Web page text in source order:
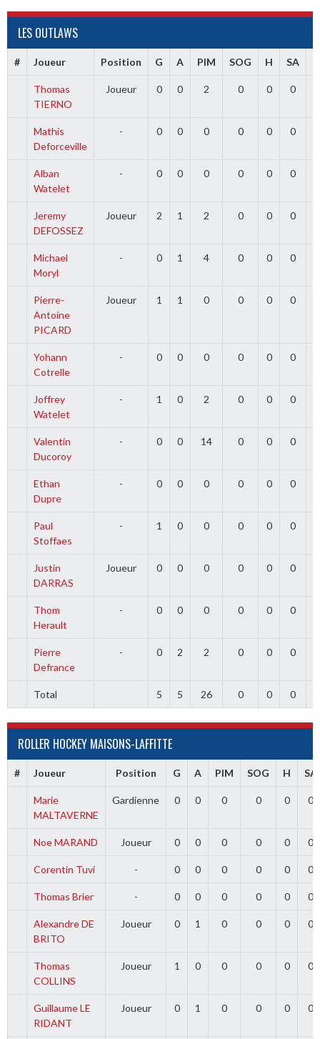
LES OUTLAWS
# Joueur Position G A PIM SOG H SA
Thomas
TIERNO
Joueur 0 0 2 0 0 0
Mathis
Deforceville
- 0 0 0 0 0 0
Alban
Watelet
- 0 0 0 0 0 0
Jeremy
DEFOSSEZ
Joueur 2 1 2 0 0 0
Michael
Moryl
- 0 1 4 0 0 0
Pierre-
Antoine
PICARD
Joueur 1 1 0 0 0 0
Yohann
Cotrelle
- 0 0 0 0 0 0
Joffrey
Watelet
- 1 0 2 0 0 0
Valentin
Ducoroy
- 0 0 14 0 0 0
Ethan
Dupre
- 0 0 0 0 0 0
Paul
Stoffaes
- 1 0 0 0 0 0
Justin
DARRAS
Joueur 0 0 0 0 0 0
Thom
Herault
- 0 0 0 0 0 0
Pierre
Defrance
- 0 2 2 0 0 0
Total 5 5 26 0 0 0
ROLLER HOCKEY MAISONS-LAFFITTE
# Joueur Position G A PIM SOG H SA
Marie
MALTAVERNE
Gardienne 0 0 0 0 0 0
Noe MARAND Joueur 0 0 0 0 0 0
Corentin Tuvi - 0 0 0 0 0 0
Thomas Brier - 0 0 0 0 0 0
Alexandre DE
BRITO
Joueur 0 1 0 0 0 0
Thomas
COLLINS
Joueur 1 0 0 0 0 0
Guillaume LE
RIDANT
Joueur 0 1 0 0 0 0